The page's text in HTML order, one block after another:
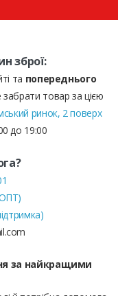
зброї:
та попереднього
товар за цією
ринок, 2 поверх
до 19:00
за найкращими